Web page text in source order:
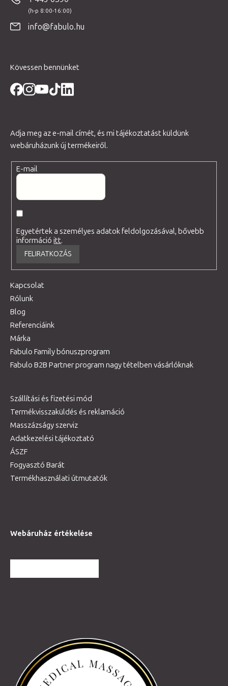
info@fabulo.hu
Kövessen bennünket
Adja meg az e-mail címét, és mi tájékoztatást küldünk
webáruházunk új termékeiről.
E-mail
Egyetértek a személyes adatok feldolgozásával, bővebb
információitt.
FELIRATKOZÁS
Kapcsolat
Rólunk
Blog
Referenciáink
Márka
Fabulo Family bónuszprogram
Fabulo B2B Partner program nagy tételben vásárlóknak
Szállítási és fizetési mód
Termékvisszaküldés és reklamáció
Masszázságy szerviz
Adatkezelési tájékoztató
ÁSZF
Fogyasztó Barát
Termékhasználati útmutatók
Webáruház értékelése